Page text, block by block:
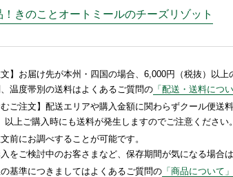
！きのことオートミールのチーズリゾット
文】お届け先が本州・四国の場合、6,000円（税抜）以上
温度帯別の送料はよくあるご質問の 「配送・送料につい
むご注文】配送エリアや購入金額に関わらずクール便送
上ご購入時にも送料が発生しますのでご注意ください。
前にお調べすることが可能です。
をご検討中のお客さまなど、保存期間が気になる場合
基準につきましてはよくあるご質問の 「商品について」